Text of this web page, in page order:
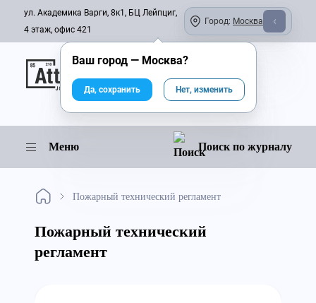
ул. Академика Варги, 8к1, БЦ Лейпциг,
4 этаж, офис 421
Город: Москва
Онлайн-журнал
Меню Поиск по журналу
Пожарный технический регламент
Пожарный технический
регламент
Ваш город — Москва?
Да, сохранить Нет, изменить